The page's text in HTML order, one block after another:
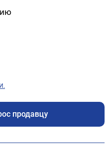
продавцу